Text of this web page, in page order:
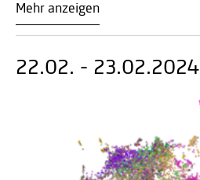
Mehr anzeigen
22.02. - 23.02.2024